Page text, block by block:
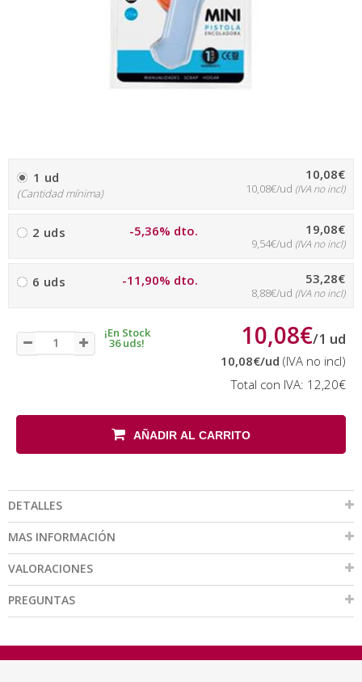
1 ud
(Cantidad mínima)
10,08€
10,08€/ud (IVA no incl)
2 uds -5,36% dto. 19,08€
9,54€/ud (IVA no incl)
6 uds -11,90% dto. 53,28€
8,88€/ud (IVA no incl)
¡En Stock
36 uds! 10,08€/1 ud
10,08€/ud (IVA no incl)
Total con IVA: 12,20€
AÑADIR AL CARRITO
DETALLES
MAS INFORMACIÓN
VALORACIONES
PREGUNTAS